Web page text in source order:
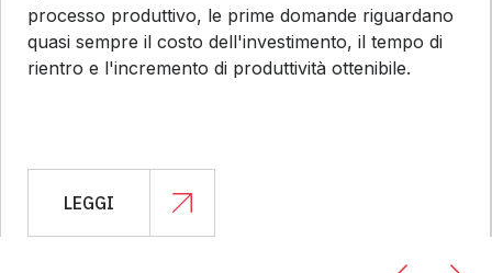
processo produttivo, le prime domande riguardano
quasi sempre il costo dell'investimento, il tempo di
rientro e l'incremento di produttività ottenibile.
LEGGI